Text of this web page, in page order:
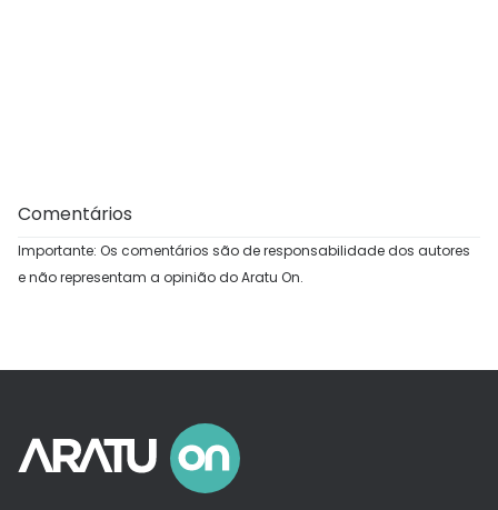
Comentários
Importante: Os comentários são de responsabilidade dos autores
e não representam a opinião do Aratu On.